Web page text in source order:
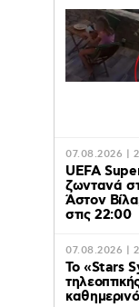
07.08.2026 |
UEFA
ζωντανά
Άστον
στις 22:00
07.08.2026 |
Το «Stars